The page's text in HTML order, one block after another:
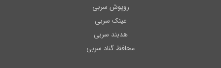
روپوش سربی
عینک سربی
هدبند سربی
محافظ گناد سربی